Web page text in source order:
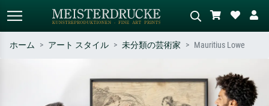
作家名・作品名・スタイルで検索
– 例：モネ、星月夜、印象派、北
シーンを説明してください – 例：
緑の草原、赤の多い抽象画、暗い
ホーム アート スタイル 未分類の芸術家 Mauritius Lowe